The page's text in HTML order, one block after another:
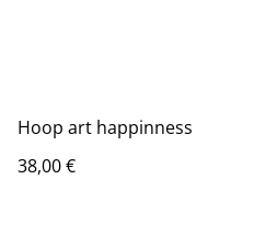
Hoop art happinness
38,00 €